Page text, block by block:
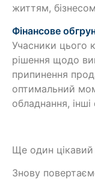
життям,
Фінансове
Учасники цього
рішення щодо
припинення
оптимальний
обладнання, інші
Ще один
Знову